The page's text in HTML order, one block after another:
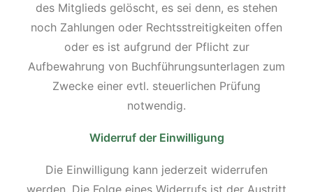
des Mitglieds gelöscht, es sei denn, es stehen
noch Zahlungen oder Rechtsstreitigkeiten offen
oder es ist aufgrund der Pflicht zur
Aufbewahrung von Buchführungsunterlagen zum
Zwecke einer evtl. steuerlichen Prüfung
notwendig.
Widerruf der Einwilligung
Die Einwilligung kann jederzeit widerrufen
werden. Die Folge eines Widerrufs ist der Austritt